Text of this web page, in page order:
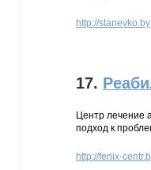
http://stanevko.by
17.
Центр лечение
подход к
http://fenix-